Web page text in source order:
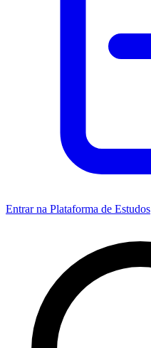
Entrar na Plataforma de Estudos